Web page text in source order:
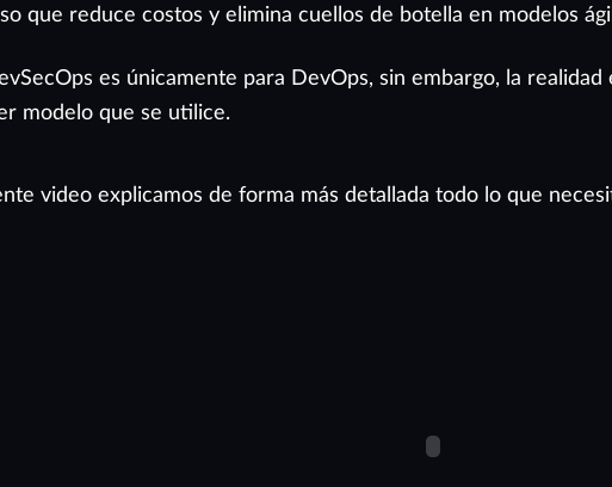
que reduce costos y elimina cuellos de botella en modelos
es únicamente para DevOps, sin embargo, la
modelo que se utilice.
video explicamos de forma más detallada todo lo que